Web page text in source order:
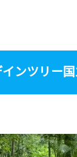
インツリー